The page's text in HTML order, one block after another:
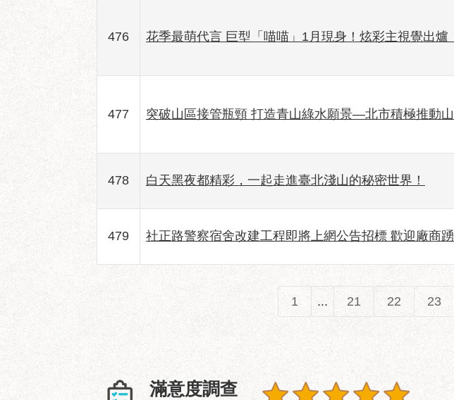
476 花季最萌代言 巨型「喵喵」1月現身！炫彩主視覺出
477 突破山區接管瓶頸 打造青山綠水願景—北市積極推動
478 白天黑夜都精彩，一起走進臺北淺山的秘密世界！
479 社正路警察宿舍改建工程即將上網公告招標 歡迎廠商
1 ... 21 22 23
滿意度調查